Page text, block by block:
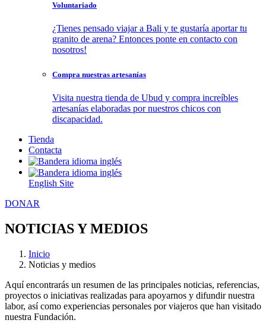
Voluntariado
¿Tienes pensado viajar a Bali y te gustaría aportar tu
granito de arena? Entonces ponte en contacto con
nosotros!
Compra nuestras artesanías
Visita nuestra tienda de Ubud y compra increíbles
artesanías elaboradas por nuestros chicos con
discapacidad.
Tienda
Contacta
English Site
DONAR
NOTICIAS Y MEDIOS
Inicio
Noticias y medios
Aquí encontrarás un resumen de las principales noticias, referencias,
proyectos o iniciativas realizadas para apoyarnos y difundir nuestra
labor, así como experiencias personales por viajeros que han visitado
nuestra Fundación.